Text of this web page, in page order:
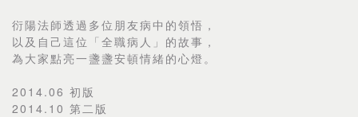
衍陽法師透過多位朋友病中的領悟，
以及自己這位「全職病人」的故事，
為大家點亮一盞盞安頓情緒的心燈。
2014.06 初版
2014.10 第二版